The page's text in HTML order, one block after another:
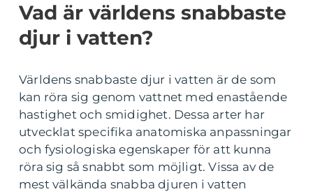
Vad är världens snabbaste
djur i vatten?
Världens snabbaste djur i vatten är de som
kan röra sig genom vattnet med enastående
hastighet och smidighet. Dessa arter har
utvecklat specifika anatomiska anpassningar
och fysiologiska egenskaper för att kunna
röra sig så snabbt som möjligt. Vissa av de
mest välkända snabba djuren i vatten